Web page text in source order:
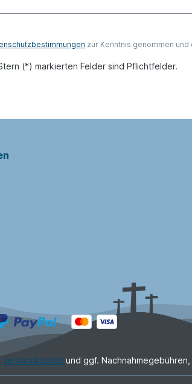
zur Kenntnis genommen und
(*) markierten Felder sind Pflichtfelder.
Versandkosten und ggf.